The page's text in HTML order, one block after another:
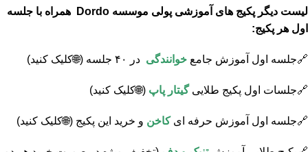
لیست دیگر پکیج های آموزشی پولی موسسه Dordo همراه با جلسه
اول هر پکیج:
🔗جلسه اول آموزش جامع خوانندگی در ۴۰ جلسه (🌐کلیک کنید)
🔗جلسات اول پکیج طلاییگیتار پاپ (🌐کلیک کنید)
🔗جلسه اول آموزش حرفه ای کاخن و خرید این پکیج (🌐کلیک کنید)